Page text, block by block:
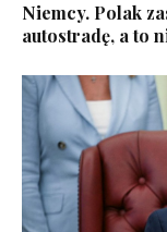
Niemcy. Polak
autostradę, a to